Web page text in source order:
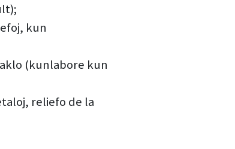
kun
(kunlabore kun
reliefo de la